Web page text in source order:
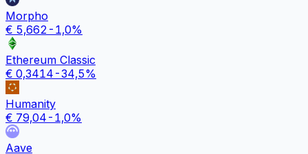
Morpho
€ 5,662 -1,0%
Ethereum Classic
€ 0,3414 -34,5%
Humanity
€ 79,04 -1,0%
Aave